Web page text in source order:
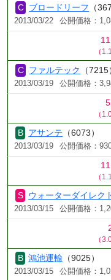
ブロードリーフ （
2013/03/22 公開価格：
（
ファルテック （7215
2013/03/19 公開価格：
（
アサンテ （6073）
2013/03/19 公開価格：
（
ウォーターダイレク
2013/03/15 公開価格：
（
鴻池運輸 （9025）
2013/03/15 公開価格：